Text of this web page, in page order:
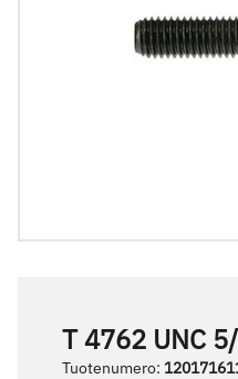
T 4762 UNC
Tuotenumero: